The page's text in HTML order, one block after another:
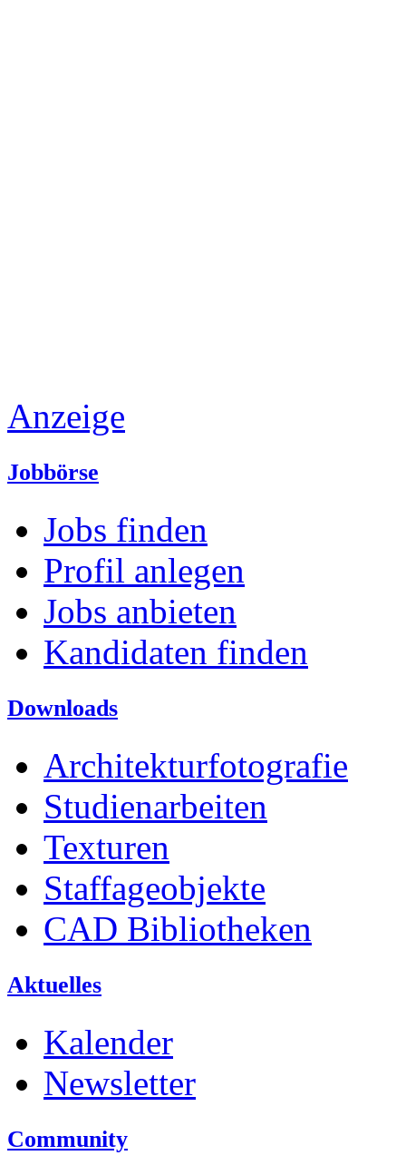
Anzeige
Jobbörse
Jobs finden
Profil anlegen
Jobs anbieten
Kandidaten finden
Downloads
Architekturfotografie
Studienarbeiten
Texturen
Staffageobjekte
CAD Bibliotheken
Aktuelles
Kalender
Newsletter
Community